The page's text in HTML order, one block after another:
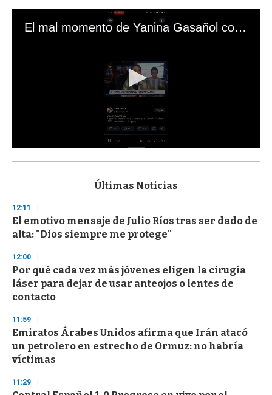
El mal momento de Yanina Gasañol con un hincha argentino en "Subrayado"
s
d
s
o
f
3
s
e
c
o
d
s
Últimas Noticias
12:11
El emotivo mensaje de Julio Ríos tras ser dado de
alta: "Dios siempre me protege"
12:00
Por qué cada vez más jóvenes eligen la cirugía
láser para dejar de usar anteojos o lentes de
contacto
11:59
Emiratos Árabes Unidos afirma que Irán atacó
un petrolero en estrecho de Ormuz: no habría
víctimas
11:29